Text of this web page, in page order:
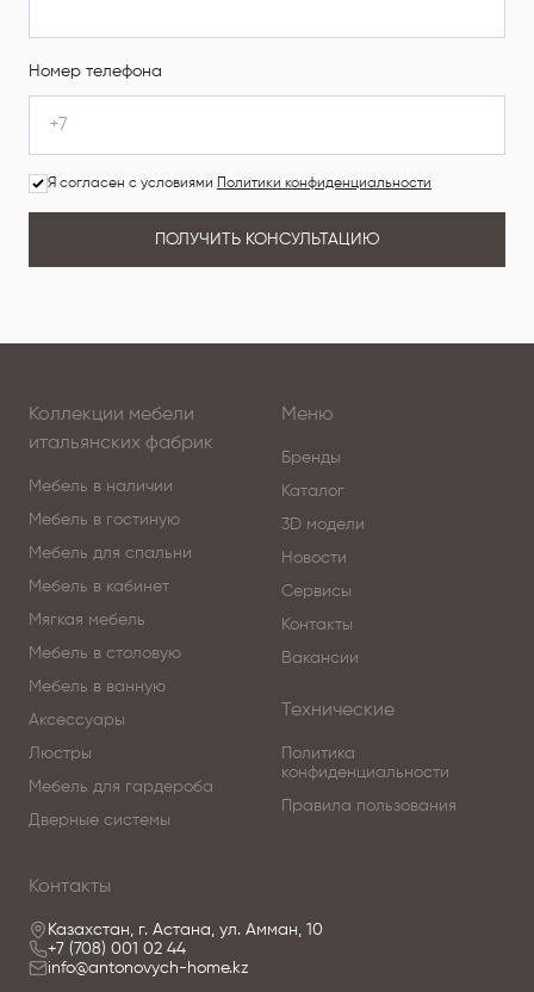
Номер телефона
Я согласен с условиями Политики конфиденциальности
ПОЛУЧИТЬ КОНСУЛЬТАЦИЮ
Коллекции мебели
итальянских фабрик
Мебель в наличии
Мебель в гостиную
Мебель для спальни
Мебель в кабинет
Мягкая мебель
Мебель в столовую
Мебель в ванную
Аксессуары
Люстры
Мебель для гардероба
Дверные системы
Меню
Бренды
Каталог
3D модели
Новости
Сервисы
Контакты
Вакансии
Технические
Политика
конфиденциальности
Правила пользования
Контакты
Казахстан, г. Астана, ул. Амман, 10
+7 (708) 001 02 44
info@antonovych-home.kz